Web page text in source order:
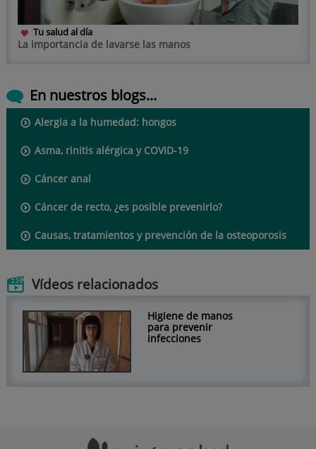
Tu salud al día
La importancia de lavarse las manos
En nuestros blogs...
Alergia a la humedad: hongos
Asma, rinitis alérgica y COVID-19
Cáncer anal
Cáncer de recto, ¿es posible prevenirlo?
Causas, tratamientos y prevención de la osteoporosis
Vídeos relacionados
Higiene de manos
para prevenir
infecciones